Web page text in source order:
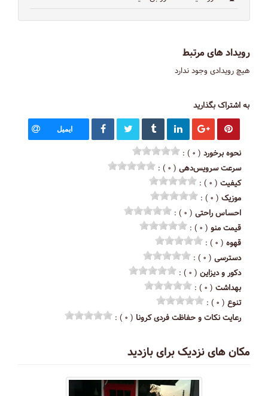
رویداد های مرتبط
هیچ رویدادی وجود ندارد
به اشتراک بگذارید
ایمیل
نحوه برخورد ( ۰ ) :
سرعت سرویس‌دهی ( ۰ ) :
کیفیت ( ۰ ) :
موزیک ( ۰ ) :
احساس راحتی ( ۰ ) :
قیمت منو ( ۰ ) :
قهوه ( ۰ ) :
دسترسی ( ۰ ) :
دکور و دیزاین ( ۰ ) :
بهداشت ( ۰ ) :
تنوع ( ۰ ) :
رعایت نکات و حفاظت فردی کرونا ( ۰ ) :
مکان های نزدیک برای بازدید